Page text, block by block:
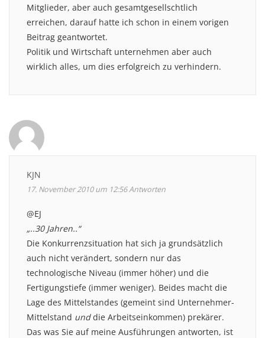
Mitglieder, aber auch gesamtgesellschtlich
erreichen, darauf hatte ich schon in einem vorigen
Beitrag geantwortet.
Politik und Wirtschaft unternehmen aber auch
wirklich alles, um dies erfolgreich zu verhindern.
KJN
17. November 2010 um 12:56Antworten
@EJ
„..30 Jahren..“
Die Konkurrenzsituation hat sich ja grundsätzlich
auch nicht verändert, sondern nur das
technologische Niveau (immer höher) und die
Fertigungstiefe (immer weniger). Beides macht die
Lage des Mittelstandes (gemeint sind Unternehmer-
Mittelstand unddie Arbeitseinkommen) prekärer.
Das was Sie auf meine Ausführungen antworten, ist